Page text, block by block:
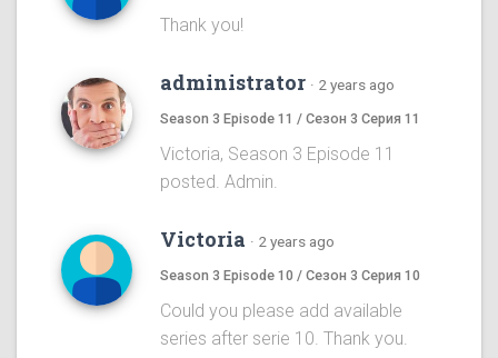
Thank you!
administrator · 2 years ago
Season 3 Episode 11 / Сезон 3 Серия 11
Victoria, Season 3 Episode 11
posted. Admin.
Victoria · 2 years ago
Season 3 Episode 10 / Сезон 3 Серия 10
Could you please add available
series after serie 10. Thank you.